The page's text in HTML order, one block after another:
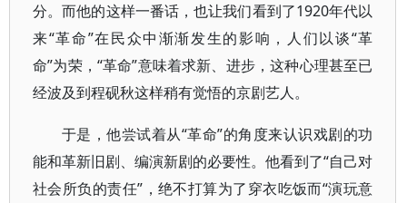
分。而他的这样一番话，也让我们看到了1920年代以
来“革命”在民众中渐渐发生的影响，人们以谈“革
命”为荣，“革命”意味着求新、进步，这种心理甚至已
经波及到程砚秋这样稍有觉悟的京剧艺人。
于是，他尝试着从“革命”的角度来认识戏剧的功
能和革新旧剧、编演新剧的必要性。他看到了“自己对
社会所负的责任”，绝不打算为了穿衣吃饭而“演玩意